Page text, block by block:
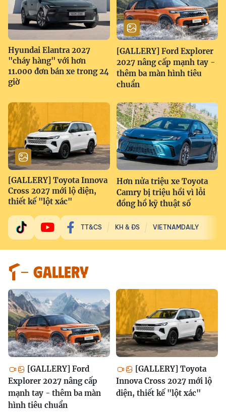
Hyundai Elantra 2027
"cháy hàng" với hơn
11.000 đơn bán xe trong 24
giờ
[GALLERY] Ford Explorer
2027 nâng cấp mạnh tay -
thêm ba màn hình tiêu
chuẩn
[GALLERY] Toyota Innova
Cross 2027 mới lộ diện,
thiết kế "lột xác"
Hơn nửa triệu xe Toyota
Camry bị triệu hồi vì lỗi
đồng hồ kỹ thuật số
TT&CS KH & ĐS VIETNAMDAILY
GALLERY
[GALLERY] Ford
Explorer 2027 nâng cấp
mạnh tay - thêm ba màn
hình tiêu chuẩn
[GALLERY] Toyota
Innova Cross 2027 mới lộ
diện, thiết kế "lột xác"